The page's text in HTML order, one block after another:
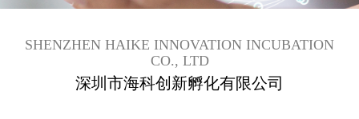
SHENZHEN HAIKE INNOVATION INCUBATION
CO., LTD
深圳市海科创新孵化有限公司